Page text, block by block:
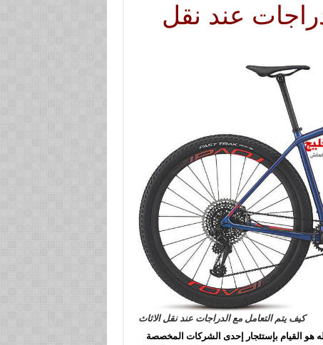
عند نقل
كيف يتم التعامل مع الدراجات عند نقل الاثاث
هو القيام بإستئجار إحدى الشركات المخصصة